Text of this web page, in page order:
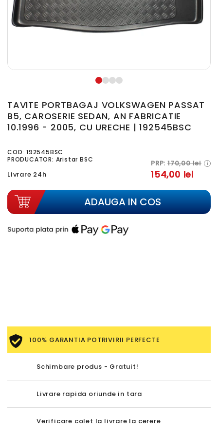
TAVITE PORTBAGAJ VOLKSWAGEN PASSAT
B5, CAROSERIE SEDAN, AN FABRICATIE
10.1996 - 2005, CU URECHE | 192545BSC
COD: 192545BSC
PRODUCATOR: Aristar BSC
Livrare 24h
PRP: 170,00 lei i
154,00 lei
ADAUGA IN COS
100% GARANTIA POTRIVIRII PERFECTE
Schimbare produs - Gratuit!
Livrare rapida oriunde in tara
Verificare colet la livrare la cerere